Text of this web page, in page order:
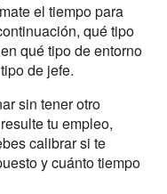
el tiempo para
qué tipo
qué tipo de entorno
de jefe.
sin tener otro
tu empleo,
calibrar si te
y cuánto tiempo